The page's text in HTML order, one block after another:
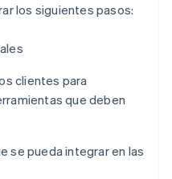
los siguientes pasos:
clientes para
que deben
se pueda integrar en las